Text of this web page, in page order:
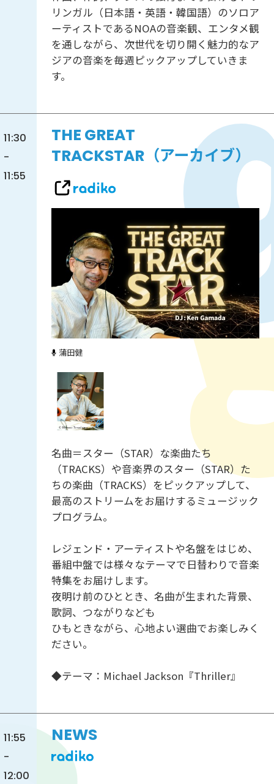
リンガル（日本語・英語・韓国語）のソロア
ーティストであるNOAの音楽観、エンタメ観
を通しながら、次世代を切り開く魅力的なア
ジアの音楽を毎週ピックアップしていきま
す。
11:30
-
11:55
THE GREAT
TRACKSTAR（アーカイブ）
蒲田健
名曲＝スター（STAR）な楽曲たち
（TRACKS）や音楽界のスター（STAR）た
ちの楽曲（TRACKS）をピックアップして、
最高のストリームをお届けするミュージック
プログラム。
レジェンド・アーティストや名盤をはじめ、
番組中盤では様々なテーマで日替わりで音楽
特集をお届けします。
夜明け前のひととき、名曲が生まれた背景、
歌詞、つながりなども
ひもときながら、心地よい選曲でお楽しみく
ださい。
◆テーマ：Michael Jackson『Thriller』
11:55
-
12:00
NEWS